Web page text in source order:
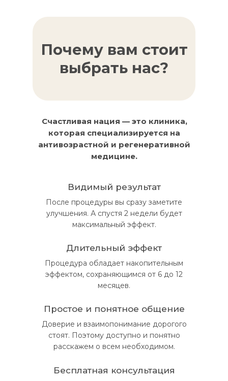
Почему вам стоит
выбрать нас?
Счастливая нация — это клиника,
которая специализируется на
антивозрастной и регенеративной
медицине.
Бесплатная консультация
Видимый результат
Длительный эффект
Простое и понятное общение
После процедуры вы сразу заметите
улучшения. А спустя 2 недели будет
максимальный эффект.
Процедура обладает накопительным
эффектом, сохраняющимся от 6 до 12
месяцев.
Доверие и взаимопонимание дорогого
стоят. Поэтому доступно и понятно
расскажем о всем необходимом.